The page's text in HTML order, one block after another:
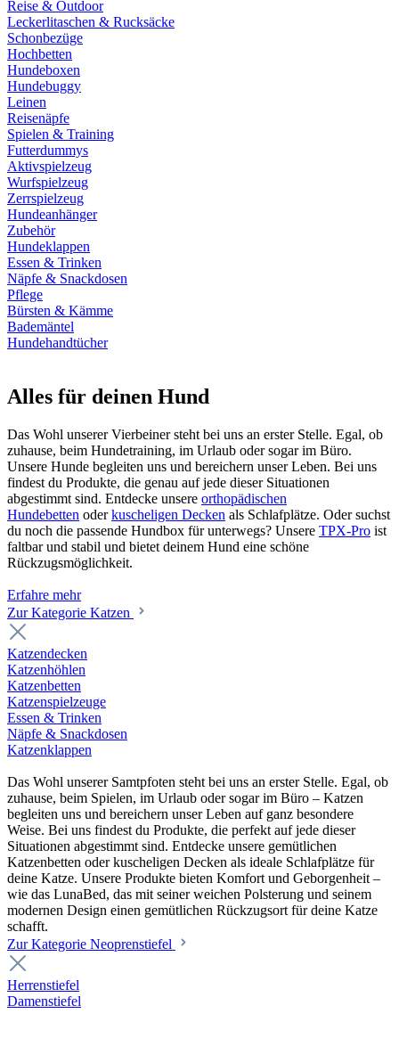
Reise & Outdoor
Leckerlitaschen & Rucksäcke
Schonbezüge
Hochbetten
Hundeboxen
Hundebuggy
Leinen
Reisenäpfe
Spielen & Training
Futterdummys
Aktivspielzeug
Wurfspielzeug
Zerrspielzeug
Hundeanhänger
Zubehör
Hundeklappen
Essen & Trinken
Näpfe & Snackdosen
Pflege
Bürsten & Kämme
Bademäntel
Hundehandtücher
Alles für deinen Hund
Das Wohl unserer Vierbeiner steht bei uns an erster Stelle. Egal, ob
zuhause, beim Hundetraining, im Urlaub oder sogar im Büro.
Unsere Hunde begleiten uns und bereichern unser Leben. Bei uns
findest du Produkte, die genau auf jede dieser Situationen
abgestimmt sind. Entdecke unsere orthopädischen
Hundebetten oderkuscheligen Decken als Schlafplätze. Oder suchst
du noch die passende Hundbox für unterwegs? Unsere TPX-Pro ist
faltbar und stabil und bietet deinem Hund eine schöne
Rückzugsmöglichkeit.
Erfahre mehr
Zur Kategorie Katzen
Katzendecken
Katzenhöhlen
Katzenbetten
Katzenspielzeuge
Essen & Trinken
Näpfe & Snackdosen
Katzenklappen
Das Wohl unserer Samtpfoten steht bei uns an erster Stelle. Egal, ob
zuhause, beim Spielen, im Urlaub oder sogar im Büro – Katzen
begleiten uns und bereichern unser Leben auf ganz besondere
Weise. Bei uns findest du Produkte, die perfekt auf jede dieser
Situationen abgestimmt sind. Entdecke unsere gemütlichen
Katzenbetten oder kuscheligen Decken als ideale Schlafplätze für
deine Katze. Unsere Produkte bieten Komfort und Geborgenheit –
wie das LunaBed, das mit seiner weichen Polsterung und seinem
modernen Design einen gemütlichen Rückzugsort für deine Katze
schafft.
Zur Kategorie Neoprenstiefel
Herrenstiefel
Damenstiefel